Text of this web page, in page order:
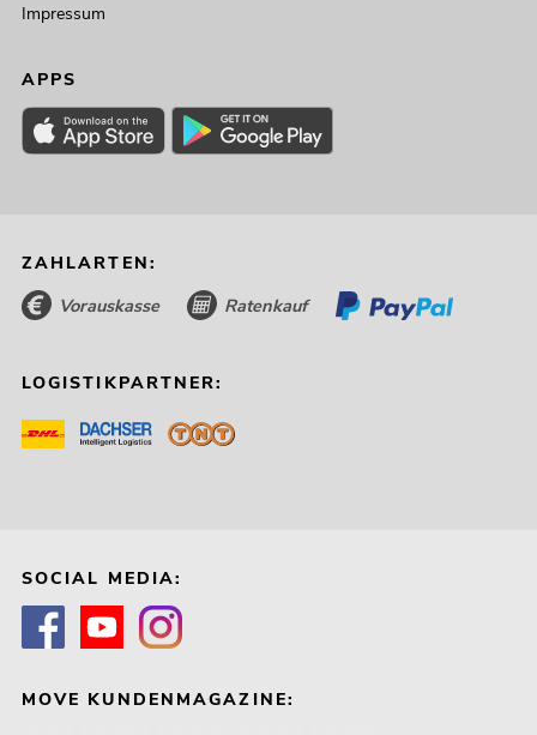
Impressum
APPS
ZAHLARTEN:
Vorauskasse Ratenkauf
LOGISTIKPARTNER:
SOCIAL MEDIA:
MOVE KUNDENMAGAZINE: